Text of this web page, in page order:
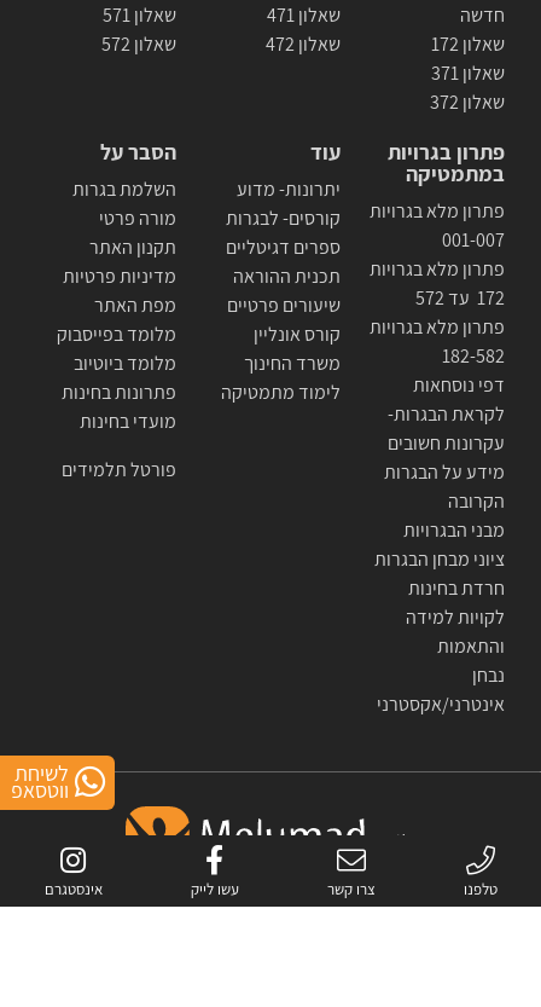
לשיחת
ווטסאפ
טלפנו צרו קשר עשו לייק אינסטגרם
חדשה
שאלון 172
שאלון 371
שאלון 372
שאלון 471
שאלון 472
שאלון 571
שאלון 572
פתרון בגרויות
במתמטיקה
פתרון מלא בגרויות
001-007
פתרון מלא בגרויות
172 עד 572
פתרון מלא בגרויות
182-582
דפי נוסחאות
לקראת הבגרות-
עקרונות חשובים
מידע על הבגרות
הקרובה
מבני הבגרויות
ציוני מבחן הבגרות
חרדת בחינות
לקויות למידה
והתאמות
נבחן
אינטרני/אקסטרני
עוד
יתרונות- מדוע
קורסים- לבגרות
ספרים דגיטליים
תכנית ההוראה
שיעורים פרטיים
קורס אונליין
משרד החינוך
לימוד מתמטיקה
הסבר על
השלמת בגרות
מורה פרטי
תקנון האתר
מדיניות פרטיות
מפת האתר
מלומד בפייסבוק
מלומד ביוטיוב
פתרונות בחינות
מועדי בחינות
פורטל תלמידים
אתר זה מוגן באמצעות reCAPTCHA. מדיניות הפרטיות
של Google.
כל הזכויות שמורות לחברת מלומד- פתרונות לימוד מתקדמים בע"מ © 2007-2026